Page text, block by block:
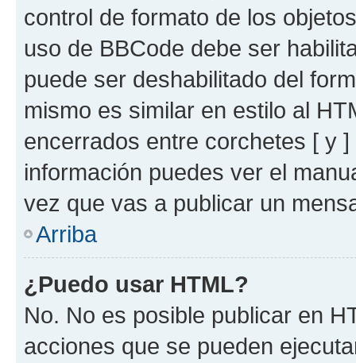
control de formato de los
uso de BBCode debe ser
puede ser deshabilitado del
mismo es similar en estilo al
encerrados entre corchetes [ y
información puedes ver el
vez que vas a publicar un
Arriba
¿Puedo usar HTML?
No. No es posible publicar en
acciones que se pueden